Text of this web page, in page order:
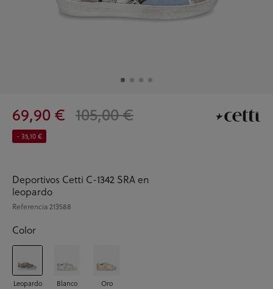
69,90 € 105,00 €
- 35,10 €
Deportivos Cetti C-1342 SRA en
leopardo
Referencia213588
Color
Leopardo Blanco Oro